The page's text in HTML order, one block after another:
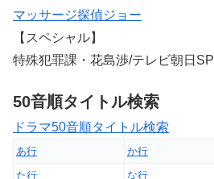
マッサージ探偵ジョー
【スペシャル】
特殊犯罪課・花島渉/テレビ朝日SP
50音順タイトル検索
ドラマ50音順タイトル検索
あ行 か行
た行
な行